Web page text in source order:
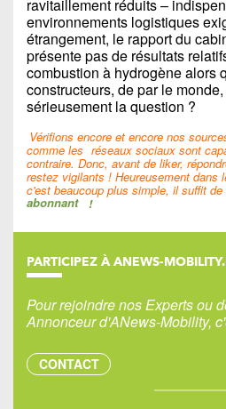
ravitaillement réduits –
environnements logistiques
étrangement, le rapport du
présente pas de résultats
combustion à hydrogène alors
constructeurs, de par le
sérieusement la question ?
Vérifions encore et encore nos
comme les réseaux sociaux sont
contraire. Donc, avant de liker,
restez vigilants ! Heureusement dans
c'est beaucoup plus simple, il suffit de
abonnant !
PARTICIPEZ À ANEWS-
Pour rejoindre nos Experts ou
Annonceur d'ANews-Mobility,
CONTACT